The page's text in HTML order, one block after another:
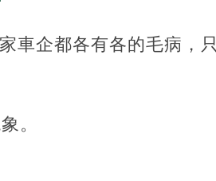
車企都各有各的毛病，只
。